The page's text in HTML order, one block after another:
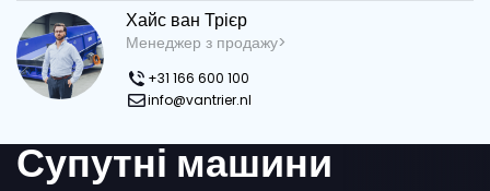
Хайс ван Трієр
Менеджер з продажу>
+31 166 600 100
info@vantrier.nl
Супутні машини